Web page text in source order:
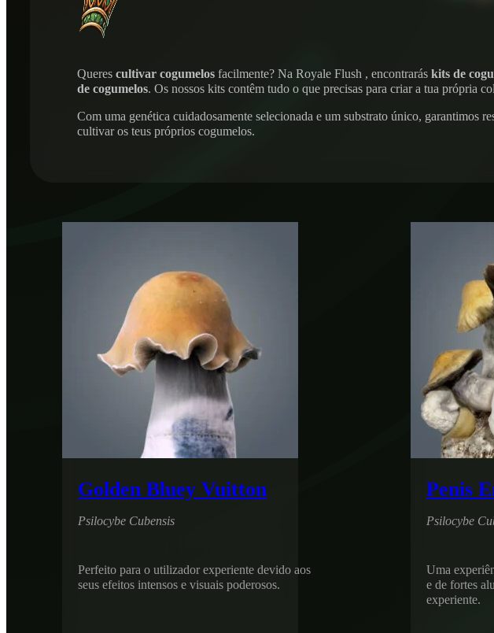
Queres cultivar cogumelos facilmente? Na Royale Flush , encontrarás kits de
de cogumelos. Os nossos kits contêm tudo o que precisas para criar a tua própria
Com uma genética cuidadosamente selecionada e um substrato único, garantimos
cultivar os teus próprios cogumelos.
Golden Bluey Vuitton
Psilocybe Cubensis
Perfeito para o utilizador experiente devido aos
seus efeitos intensos e visuais poderosos.
Penis
Psilocybe
Uma
e de fortes
experiente.